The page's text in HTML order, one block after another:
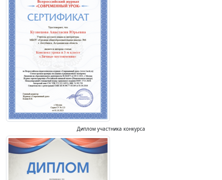
Диплом участника конкурса